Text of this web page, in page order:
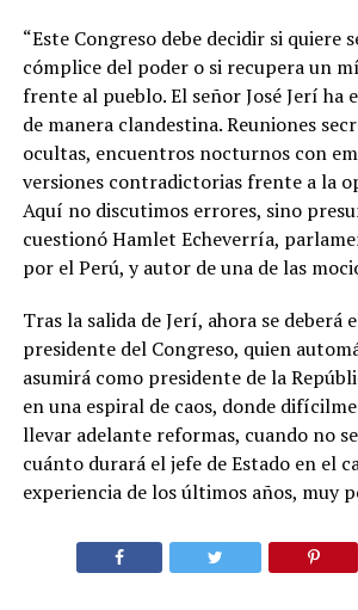
“Este Congreso debe decidir si quiere
cómplice del poder o si recupera un
frente al pueblo. El señor José Jerí ha
de manera clandestina. Reuniones
ocultas, encuentros nocturnos con
versiones contradictorias frente a la
Aquí no discutimos errores, sino
cuestionó Hamlet Echeverría,
por el Perú, y autor de una de las
Tras la salida de Jerí, ahora se deberá
presidente del Congreso, quien
asumirá como presidente de la
en una espiral de caos, donde
llevar adelante reformas, cuando no
cuánto durará el jefe de Estado en el
experiencia de los últimos años, muy